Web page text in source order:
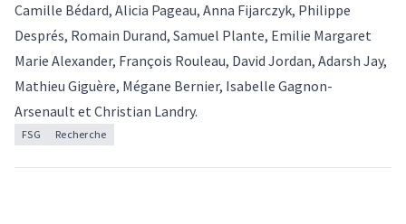
Camille Bédard, Alicia Pageau, Anna Fijarczyk, Philippe
Després, Romain Durand, Samuel Plante, Emilie Margaret
Marie Alexander, François Rouleau, David Jordan, Adarsh Jay,
Mathieu Giguère, Mégane Bernier, Isabelle Gagnon-
Arsenault et Christian Landry.
FSG Recherche